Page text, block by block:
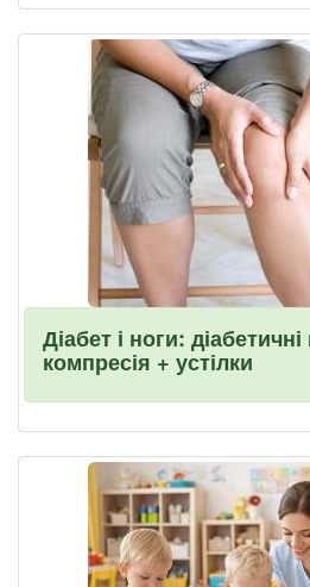
Діабет і ноги:
компресія + устілки